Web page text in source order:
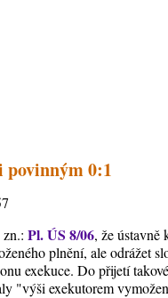
povinným 0:1
zn.:Pl. ÚS 8/06, že ústavně
plnění, ale odrážet
exekuce. Do přijetí
"výši exekutorem